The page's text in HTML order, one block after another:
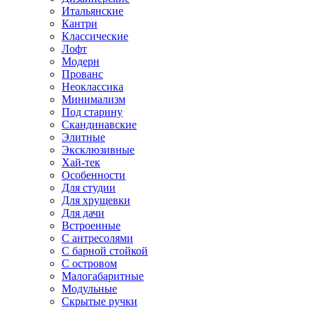
Итальянские
Кантри
Классические
Лофт
Модерн
Прованс
Неоклассика
Минимализм
Под старину
Скандинавские
Элитные
Эксклюзивные
Хай-тек
Особенности
Для студии
Для хрущевки
Для дачи
Встроенные
С антресолями
С барной стойкой
С островом
Малогабаритные
Модульные
Скрытые ручки